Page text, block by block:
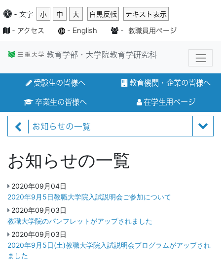
- 文字 小 中 大 白黒反転 テキスト表示
- アクセス - English - 教職員用ページ
教育学部・大学院教育学研究科
受験生の皆様へ 教育機関・企業の皆様へ
卒業生の皆様へ 在学生用ページ
お知らせの一覧
お知らせの一覧
2020年09月04日
2020年9月5日教職大学院入試説明会ご参加について
2020年09月03日
教職大学院のパンフレットがアップされました
2020年09月03日
2020年9月5日(土)教職大学院入試説明会プログラムがアップされ
ました